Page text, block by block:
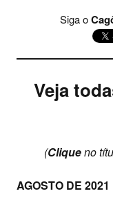
Siga o
Veja
(Cliqueno
AGOSTO DE 2021